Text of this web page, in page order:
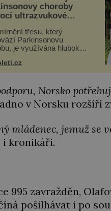
choroby
ultrazvukové
třesu, který
Parkinsonovu
je využívána hluboká
stimulace, která však
vysoce invazivní
Ultrazvuk zase není
...
Norsko
v Norsku rozšíří
mládenec, jemuž se
kronikáři.
995 zavražděn,
pošilhávat i po